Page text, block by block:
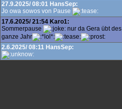
27.9.2025/ 08:01 HansSep:
Jo owa sowos von Pause
17.6.2025/ 21:54 Karo1:
Sommerpause
nur da Gera übt des
ganze Jahr
2.6.2025/ 08:11 HansSep: